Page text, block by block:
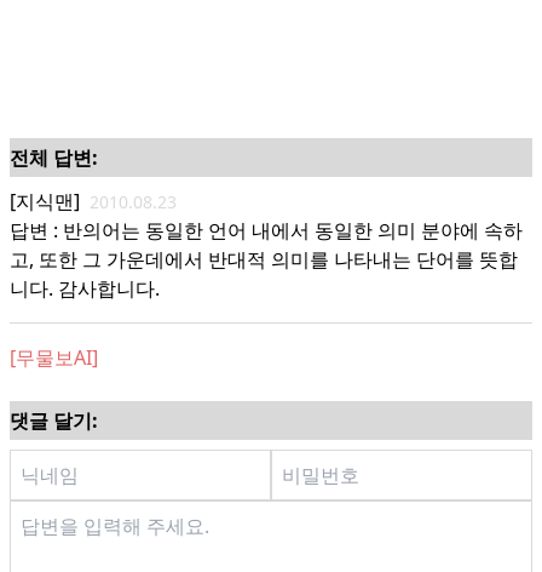
전체 답변:
[지식맨] 2010.08.23
답변 : 반의어는 동일한 언어 내에서 동일한 의미 분야에 속하
고, 또한 그 가운데에서 반대적 의미를 나타내는 단어를 뜻합
니다. 감사합니다.
[무물보AI]
댓글 달기: